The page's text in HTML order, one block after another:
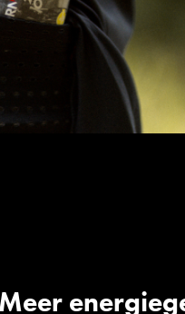
Meer